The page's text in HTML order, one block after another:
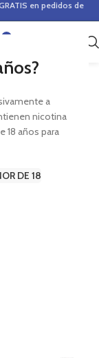
a
nicotina
18 años para
DE 18
en pedidos de
0